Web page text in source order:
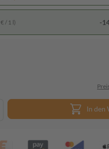
/ 1 l) -
In den